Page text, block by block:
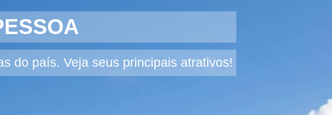
do país. Veja seus principais atrativos!